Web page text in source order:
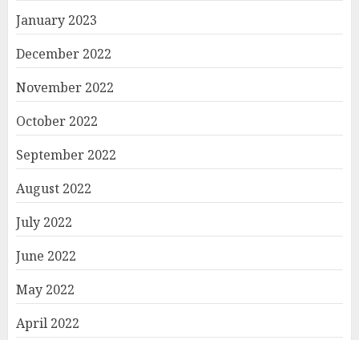
January 2023
December 2022
November 2022
October 2022
September 2022
August 2022
July 2022
June 2022
May 2022
April 2022